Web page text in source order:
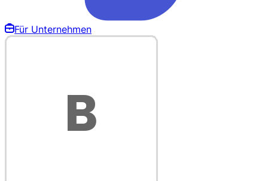
Für Unternehmen